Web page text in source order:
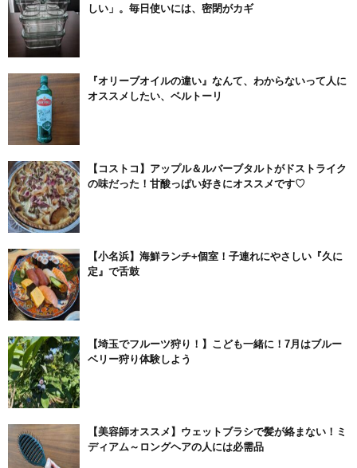
しい」。毎日使いには、密閉がカギ
『オリーブオイルの違い』なんて、わからないって人に
オススメしたい、ベルトーリ
【コストコ】アップル＆ルバーブタルトがドストライク
の味だった！甘酸っぱい好きにオススメです♡
【小名浜】海鮮ランチ+個室！子連れにやさしい『久に
定』で舌鼓
【埼玉でフルーツ狩り！】こども一緒に！7月はブルー
ベリー狩り体験しよう
【美容師オススメ】ウェットブラシで髪が絡まない！ミ
ディアム～ロングヘアの人には必需品